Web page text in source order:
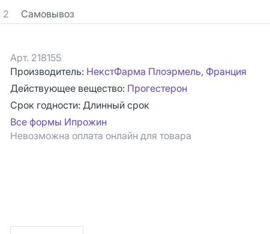
2 Самовывоз
Арт. 218155
Производитель: НекстФарма Плоэрмель, Франция
Действующее вещество: Прогестерон
Срок годности: Длинный срок
Все формы Ипрожин
Невозможна оплата онлайн для товара